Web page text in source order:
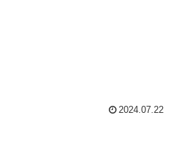
2024.07.22